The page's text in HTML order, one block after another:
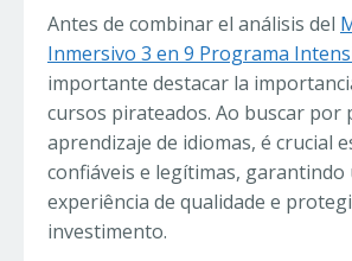
Antes de combinar el análisis del
Inmersivo 3 en 9 Programa
importante destacar la
cursos pirateados. Ao buscar por
aprendizaje de idiomas, é crucial
confiáveis e legítimas, garantindo
experiência de qualidade e
investimento.